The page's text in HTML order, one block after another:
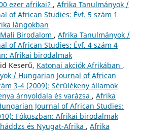
ezer afrikai? , Afrika Tanulmányok /
of African Studies: Évf. 5 szám 1
lángokban
Birodalom , Afrika Tanulmányok /
of African Studies: Évf. 4 szám 4
Afrikai birodalmak
Keserű, Katonai akciók Afrikában ,
/ Hungarian Journal of African
3-4 (2009): Sérülékeny államok
árnyoldala és varázsa , Afrika
Journal of African Studies:
Fókuszban: Afrikai birodalmak
és Nyugat-Afrika , Afrika